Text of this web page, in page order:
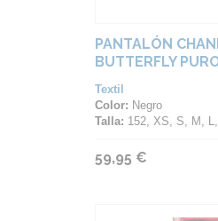
PANTALÓN
BUTTERFLY
Textil
Color: Negro
Talla: 152, XS, S, M, L,
59,95 €